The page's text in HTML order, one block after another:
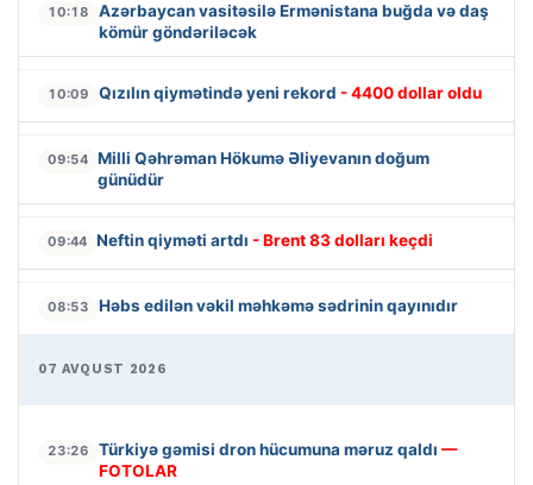
10:18
Azərbaycan vasitəsilə Ermənistana buğda və daş
kömür göndəriləcək
10:09 Qızılın qiymətində yeni rekord - 4400 dollar oldu
09:54 Milli Qəhrəman Hökumə Əliyevanın doğum
günüdür
09:44 Neftin qiyməti artdı - Brent 83 dolları keçdi
08:53 Həbs edilən vəkil məhkəmə sədrinin qayınıdır
07 AVQUST 2026
23:26 Türkiyə gəmisi dron hücumuna məruz qaldı —
FOTOLAR